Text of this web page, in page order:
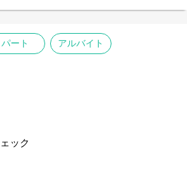
パート アルバイト
ック